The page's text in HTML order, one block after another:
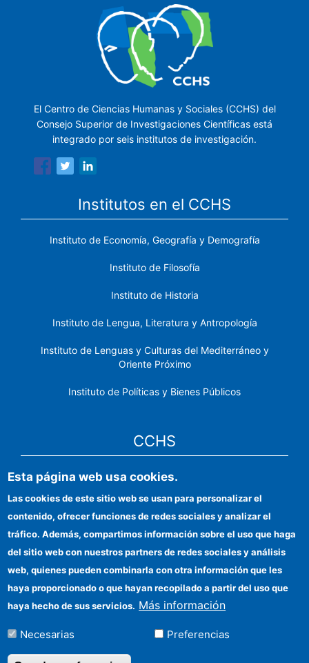
El Centro de Ciencias Humanas y Sociales (CCHS) del
Consejo Superior de Investigaciones Científicas está
integrado por seis institutos de investigación.
Institutos en el CCHS
Instituto de Economía, Geografía y Demografía
Instituto de Filosofía
Instituto de Historia
Instituto de Lengua, Literatura y Antropología
Instituto de Lenguas y Culturas del Mediterráneo y
Oriente Próximo
Instituto de Políticas y Bienes Públicos
CCHS
Sede electrónica CSIC
Identidad institucional
Información para proveedores
Ayudas FEDER
Organismos financiadores
Contacto
Cómo llegar
Esta página web usa cookies.
Las cookies de este sitio web se usan para personalizar el
contenido, ofrecer funciones de redes sociales y analizar el
tráfico. Además, compartimos información sobre el uso que haga
del sitio web con nuestros partners de redes sociales y análisis
web, quienes pueden combinarla con otra información que les
haya proporcionado o que hayan recopilado a partir del uso que
haya hecho de sus servicios. Más información
Necesarias Preferencias